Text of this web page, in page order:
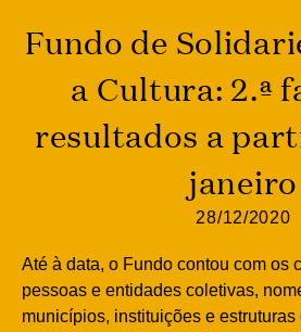
Fundo de
a Cultura: 2.ª
resultados a
janeiro
28/12/2020
Até à data, o Fundo contou com os
pessoas e entidades coletivas,
municípios, instituições e